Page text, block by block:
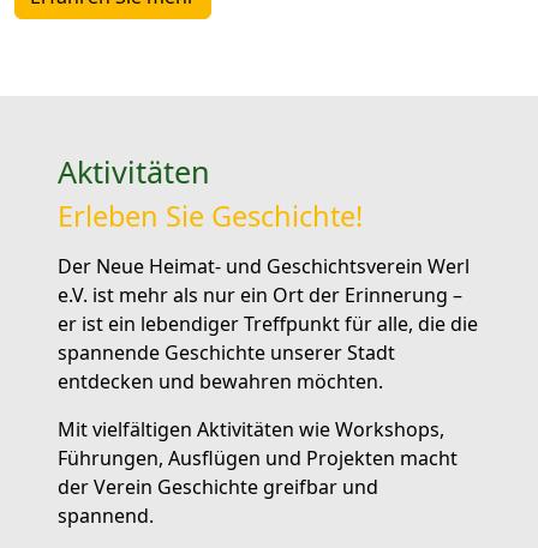
Aktivitäten
Erleben Sie Geschichte!
Der Neue Heimat- und Geschichtsverein Werl
e.V. ist mehr als nur ein Ort der Erinnerung –
er ist ein lebendiger Treffpunkt für alle, die die
spannende Geschichte unserer Stadt
entdecken und bewahren möchten.
Mit vielfältigen Aktivitäten wie Workshops,
Führungen, Ausflügen und Projekten macht
der Verein Geschichte greifbar und
spannend.